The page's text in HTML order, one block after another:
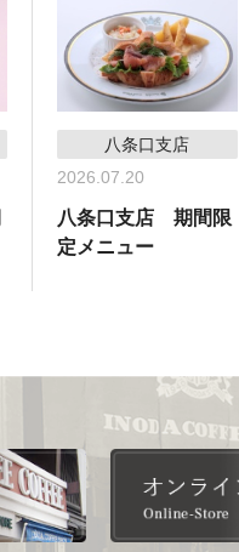
八条口支店
2026.07.20
八条口支店 期間限
定メニュー